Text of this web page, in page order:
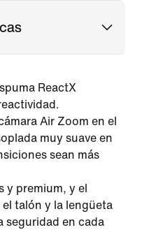
ReactX
Air Zoom en el
muy suave en
sean más
y premium, y el
talón y la lengüeta
seguridad en cada